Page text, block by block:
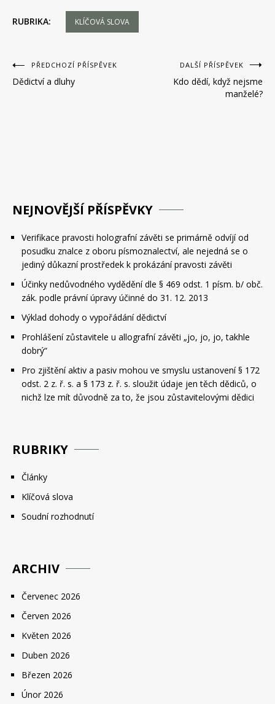
RUBRIKA: KLÍČOVÁ SLOVA
Navigace
pro
PŘEDCHOZÍ PŘÍSPĚVEK
Dědictví a dluhy
DALŠÍ PŘÍSPĚVEK
Kdo dědí, když nejsme
manželé?
NEJNOVĚJŠÍ PŘÍSPĚVKY
Verifikace pravosti holografní závěti se primárně odvíjí od
posudku znalce z oboru písmoznalectví, ale nejedná se o
jediný důkazní prostředek k prokázání pravosti závěti
Účinky nedůvodného vydědění dle § 469 odst. 1 písm. b/ obč.
zák. podle právní úpravy účinné do 31. 12. 2013
Výklad dohody o vypořádání dědictví
Prohlášení zůstavitele u allografní závěti „jo, jo, jo, takhle
dobrý“
Pro zjištění aktiv a pasiv mohou ve smyslu ustanovení § 172
odst. 2 z. ř. s. a § 173 z. ř. s. sloužit údaje jen těch dědiců, o
nichž lze mít důvodně za to, že jsou zůstavitelovými dědici
RUBRIKY
Články
Klíčová slova
Soudní rozhodnutí
ARCHIV
Červenec 2026
Červen 2026
Květen 2026
Duben 2026
Březen 2026
Únor 2026